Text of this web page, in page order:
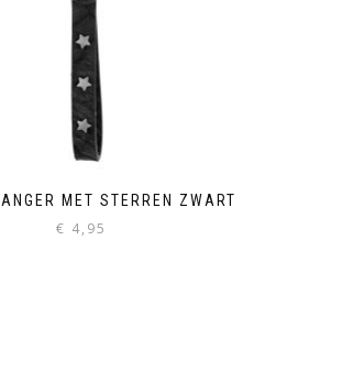
MET STERREN ZWART
€ 4,95